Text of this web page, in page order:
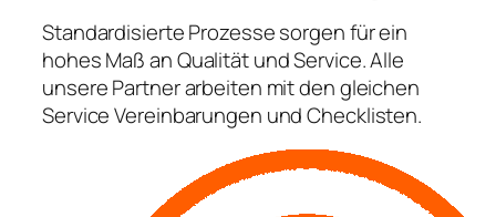
Standardisierte Prozesse sorgen für ein
hohes Maß an Qualität und Service. Alle
unsere Partner arbeiten mit den gleichen
Service Vereinbarungen und Checklisten.